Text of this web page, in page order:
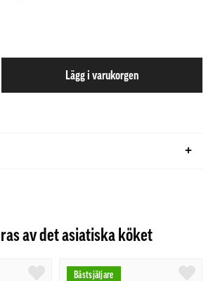
Lägg i varukorgen
av det asiatiska köket
Bästsjäljare